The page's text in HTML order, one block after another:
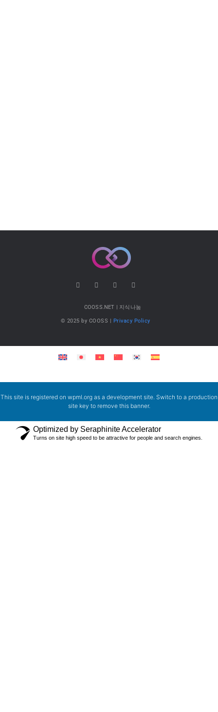
COOSS.NET | 지식나눔
© 2025 by COOSS | Privacy Policy
This site is registered on wpml.org as a development site. Switch to a production
site key to remove this banner.
Optimized by Seraphinite Accelerator
Turns on site high speed to be attractive for people and search engines.